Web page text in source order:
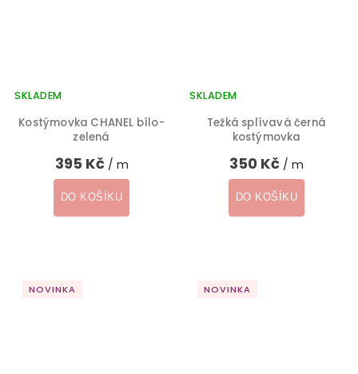
Kostýmovka CHANEL bílo-
zelená
SKLADEM
395 Kč / m
DO KOŠÍKU
Težká splívavá černá
kostýmovka
SKLADEM
350 Kč / m
DO KOŠÍKU
NOVINKA NOVINKA